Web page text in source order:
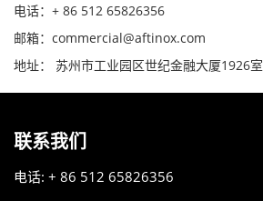
电话：+ 86 512 65826356
邮箱：commercial@aftinox.com
地址： 苏州市工业园区世纪金融大厦1926室
联系我们
电话: + 86 512 65826356